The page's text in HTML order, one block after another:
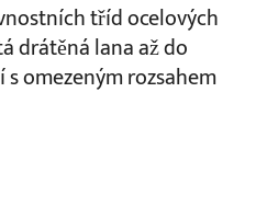
tříd ocelových
drátěná lana až do
s omezeným rozsahem